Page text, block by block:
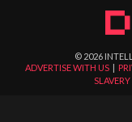
© 2026
ADVERTISE WITH US |